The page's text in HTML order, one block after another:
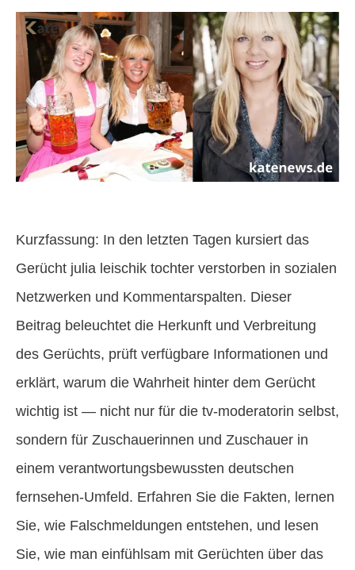
Kurzfassung: In den letzten Tagen kursiert das
Gerücht julia leischik tochter verstorben in sozialen
Netzwerken und Kommentarspalten. Dieser
Beitrag beleuchtet die Herkunft und Verbreitung
des Gerüchts, prüft verfügbare Informationen und
erklärt, warum die Wahrheit hinter dem Gerücht
wichtig ist — nicht nur für die tv-moderatorin selbst,
sondern für Zuschauerinnen und Zuschauer in
einem verantwortungsbewussten deutschen
fernsehen-Umfeld. Erfahren Sie die Fakten, lernen
Sie, wie Falschmeldungen entstehen, und lesen
Sie, wie man einfühlsam mit Gerüchten über das